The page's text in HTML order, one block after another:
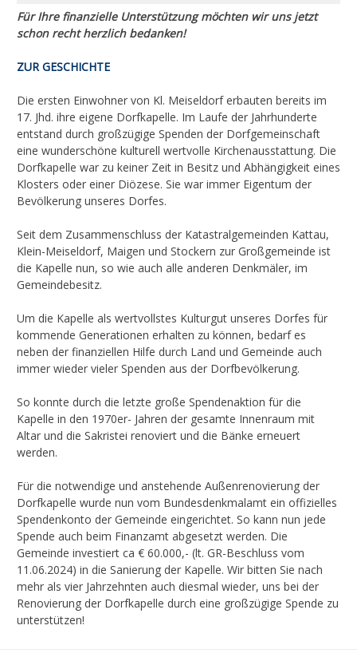
Für Ihre finanzielle Unterstützung möchten wir uns jetzt
schon recht herzlich bedanken!
ZUR GESCHICHTE
Die ersten Einwohner von Kl. Meiseldorf erbauten bereits im
17. Jhd. ihre eigene Dorfkapelle. Im Laufe der Jahrhunderte
entstand durch großzügige Spenden der Dorfgemeinschaft
eine wunderschöne kulturell wertvolle Kirchenausstattung. Die
Dorfkapelle war zu keiner Zeit in Besitz und Abhängigkeit eines
Klosters oder einer Diözese. Sie war immer Eigentum der
Bevölkerung unseres Dorfes.
Seit dem Zusammenschluss der Katastralgemeinden Kattau,
Klein-Meiseldorf, Maigen und Stockern zur Großgemeinde ist
die Kapelle nun, so wie auch alle anderen Denkmäler, im
Gemeindebesitz.
Um die Kapelle als wertvollstes Kulturgut unseres Dorfes für
kommende Generationen erhalten zu können, bedarf es
neben der finanziellen Hilfe durch Land und Gemeinde auch
immer wieder vieler Spenden aus der Dorfbevölkerung.
So konnte durch die letzte große Spendenaktion für die
Kapelle in den 1970er- Jahren der gesamte Innenraum mit
Altar und die Sakristei renoviert und die Bänke erneuert
werden.
Für die notwendige und anstehende Außenrenovierung der
Dorfkapelle wurde nun vom Bundesdenkmalamt ein offizielles
Spendenkonto der Gemeinde eingerichtet. So kann nun jede
Spende auch beim Finanzamt abgesetzt werden. Die
Gemeinde investiert ca € 60.000,- (lt. GR-Beschluss vom
11.06.2024) in die Sanierung der Kapelle. Wir bitten Sie nach
mehr als vier Jahrzehnten auch diesmal wieder, uns bei der
Renovierung der Dorfkapelle durch eine großzügige Spende zu
unterstützen!